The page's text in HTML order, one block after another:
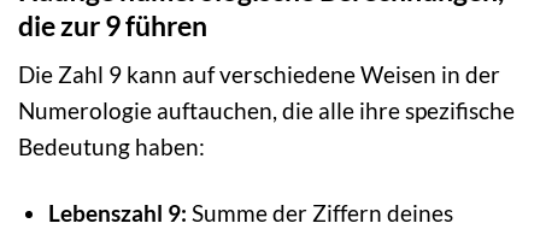
die zur 9 führen
Die Zahl 9 kann auf verschiedene Weisen in der
Numerologie auftauchen, die alle ihre spezifische
Bedeutung haben:
Lebenszahl 9: Summe der Ziffern deines